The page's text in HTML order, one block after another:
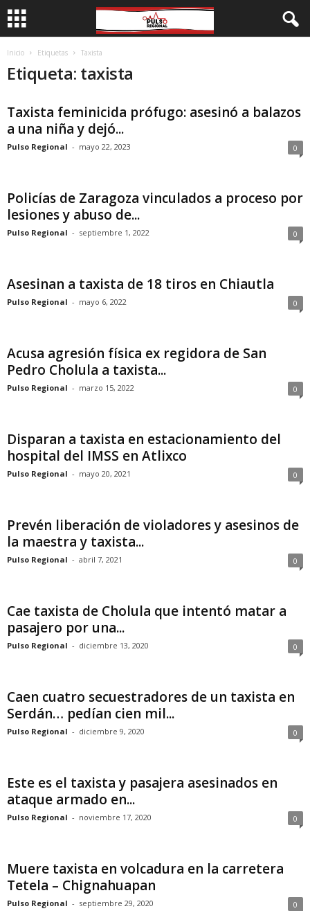
Inicio Etiquetas Taxista
Etiqueta: taxista
Taxista feminicida prófugo: asesinó a balazos
a una niña y dejó...
Pulso Regional - mayo 22, 2023 0
Policías de Zaragoza vinculados a proceso por
lesiones y abuso de...
Pulso Regional - septiembre 1, 2022 0
Asesinan a taxista de 18 tiros en Chiautla
Pulso Regional - mayo 6, 2022 0
Acusa agresión física ex regidora de San
Pedro Cholula a taxista...
Pulso Regional - marzo 15, 2022 0
Disparan a taxista en estacionamiento del
hospital del IMSS en Atlixco
Pulso Regional - mayo 20, 2021 0
Prevén liberación de violadores y asesinos de
la maestra y taxista...
Pulso Regional - abril 7, 2021 0
Cae taxista de Cholula que intentó matar a
pasajero por una...
Pulso Regional - diciembre 13, 2020 0
Caen cuatro secuestradores de un taxista en
Serdán… pedían cien mil...
Pulso Regional - diciembre 9, 2020 0
Este es el taxista y pasajera asesinados en
ataque armado en...
Pulso Regional - noviembre 17, 2020 0
Muere taxista en volcadura en la carretera
Tetela – Chignahuapan
Pulso Regional - septiembre 29, 2020 0